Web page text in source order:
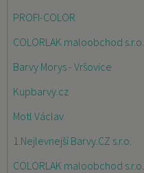
PROFI-COLOR
COLORLAK maloobchod s.r.o.
Barvy Morys - Vršovice
Kupbarvy.cz
Motl Václav
1.Nejlevnejší Barvy.CZ s.r.o.
COLORLAK maloobchod s.r.o.